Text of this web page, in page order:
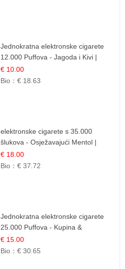
Jednokratna elektronske cigarete
12.000 Puffova - Jagoda i Kivi |
Sočna Voćna Kombinacija
€ 10.00
Bio：€ 18.63
elektronske cigarete s 35.000
šlukova - Osježavajući Mentol |
Čista i Svježa Okus
€ 18.00
Bio：€ 37.72
Jednokratna elektronske cigarete
25.000 Puffova - Kupina &
Borovnica | Šumska Voćna
Mješavina
€ 15.00
Bio：€ 30.65